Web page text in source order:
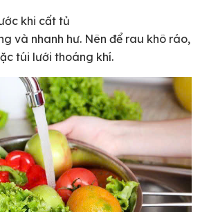
khi cất tủ
và nhanh hư. Nên để rau khô ráo,
túi lưới thoáng khí.